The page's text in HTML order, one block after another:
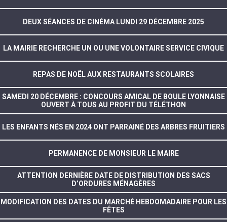
DEUX SÉANCES DE CINÉMA LUNDI 29 DÉCEMBRE 2025
LA MAIRIE RECHERCHE UN OU UNE VOLONTAIRE SERVICE CIVIQUE
REPAS DE NOËL AUX RESTAURANTS SCOLAIRES
SAMEDI 20 DÉCEMBRE : CONCOURS AMICAL DE BOULE LYONNAISE
OUVERT À TOUS AU PROFIT DU TÉLÉTHON
LES ENFANTS NÉS EN 2024 ONT PARRAINÉ DES ARBRES FRUITIERS
PERMANENCE DE MONSIEUR LE MAIRE
ATTENTION DERNIÈRE DATE DE DISTRIBUTION DES SACS
D’ORDURES MÉNAGÈRES
MODIFICATION DES DATES DU MARCHÉ HEBDOMADAIRE POUR LES
FÊTES